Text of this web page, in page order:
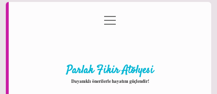
Gizlilik Politikası
menüyü
aç
Parlak Fikir Atölyesi
Dayanıklı önerilerle hayatını güçlendir!